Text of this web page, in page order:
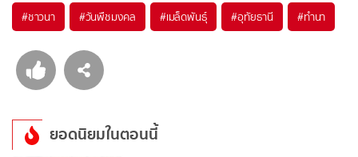
#ชาวนา #วันพืชมงคล #เมล็ดพันธุ์ #อุทัยธานี #ทำนา
ยอดนิยมในตอนนี้